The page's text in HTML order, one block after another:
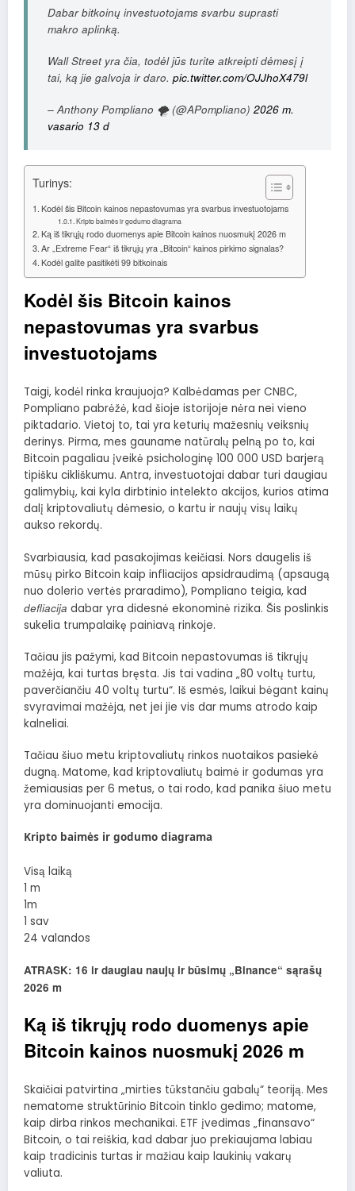
Dabar bitkoinų investuotojams svarbu suprasti
makro aplinką.
Wall Street yra čia, todėl jūs turite atkreipti dėmesį į
tai, ką jie galvoja ir daro. pic.twitter.com/OJJhoX479l
– Anthony Pompliano 🌪 (@APompliano) 2026 m.
vasario 13 d
Turinys:
Kodėl šis Bitcoin kainos nepastovumas yra svarbus investuotojams
Kripto baimės ir godumo diagrama
Ką iš tikrųjų rodo duomenys apie Bitcoin kainos nuosmukį 2026 m
Ar „Extreme Fear“ iš tikrųjų yra „Bitcoin“ kainos pirkimo signalas?
Kodėl galite pasitikėti 99 bitkoinais
Kodėl šis Bitcoin kainos
nepastovumas yra svarbus
investuotojams
Taigi, kodėl rinka kraujuoja? Kalbėdamas per CNBC,
Pompliano pabrėžė, kad šioje istorijoje nėra nei vieno
piktadario. Vietoj to, tai yra keturių mažesnių veiksnių
derinys. Pirma, mes gauname natūralų pelną po to, kai
Bitcoin pagaliau įveikė psichologinę 100 000 USD barjerą
tipišku cikliškumu. Antra, investuotojai dabar turi daugiau
galimybių, kai kyla dirbtinio intelekto akcijos, kurios atima
dalį kriptovaliutų dėmesio, o kartu ir naujų visų laikų
aukso rekordų.
Svarbiausia, kad pasakojimas keičiasi. Nors daugelis iš
mūsų pirko Bitcoin kaip infliacijos apsidraudimą (apsaugą
nuo dolerio vertės praradimo), Pompliano teigia, kad
defliacija dabar yra didesnė ekonominė rizika. Šis poslinkis
sukelia trumpalaikę painiavą rinkoje.
Tačiau jis pažymi, kad Bitcoin nepastovumas iš tikrųjų
mažėja, kai turtas bręsta. Jis tai vadina „80 voltų turtu,
paverčiančiu 40 voltų turtu“. Iš esmės, laikui bėgant kainų
svyravimai mažėja, net jei jie vis dar mums atrodo kaip
kalneliai.
Tačiau šiuo metu kriptovaliutų rinkos nuotaikos pasiekė
dugną. Matome, kad kriptovaliutų baimė ir godumas yra
žemiausias per 6 metus, o tai rodo, kad panika šiuo metu
yra dominuojanti emocija.
Kripto baimės ir godumo diagrama
Visą laiką
1 m
1m
1 sav
24 valandos
ATRASK: 16 ir daugiau naujų ir būsimų „Binance“ sąrašų
2026 m
Ką iš tikrųjų rodo duomenys apie
Bitcoin kainos nuosmukį 2026 m
Skaičiai patvirtina „mirties tūkstančiu gabalų“ teoriją. Mes
nematome struktūrinio Bitcoin tinklo gedimo; matome,
kaip dirba rinkos mechanikai. ETF įvedimas „finansavo“
Bitcoin, o tai reiškia, kad dabar juo prekiaujama labiau
kaip tradicinis turtas ir mažiau kaip laukinių vakarų
valiuta.